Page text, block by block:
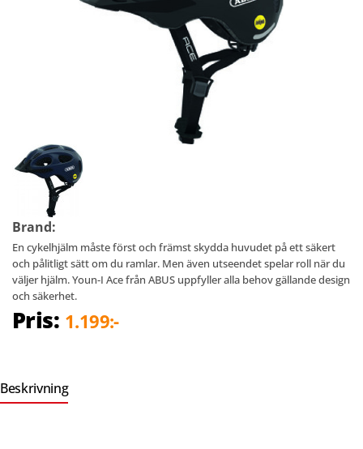
Brand:
En cykelhjälm måste först och främst skydda huvudet på ett säkert
och pålitligt sätt om du ramlar. Men även utseendet spelar roll när du
väljer hjälm. Youn-I Ace från ABUS uppfyller alla behov gällande design
och säkerhet.
Pris: 1.199:-
Beskrivning